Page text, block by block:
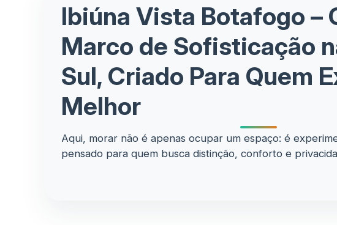
Ibiúna Vista Botafogo –
Marco de Sofisticação
Sul, Criado Para Quem
Melhor
Aqui, morar não é apenas ocupar um espaço: é
pensado para quem busca distinção, conforto e